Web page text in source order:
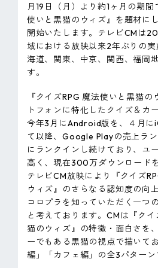
月19日（月）より約1ヶ月の期
使いと黒猫のウィズ』を題材に
開始いたします。テレビCMは
域における放映以来2年ぶりの
海道、関東、中京、関西、福岡
す。
『クイズRPG 魔法使いと黒猫
トフォンに特化したクイズ＆カ
今年3月にAndroid版を、４月に
て以降、Google Playの売上ラ
にランクインし続けており、ユ
高く、現在300万ダウンロード
テレビCM放映により『クイズ
ウィズ』のさらなる認知度の向
コロプラを知っていただく一つ
と考えております。CMは『ク
猫のウィズ』の特徴・面白さを
ーでもある黒猫の視点で描いて
編」「カフェ編」の全3パターン